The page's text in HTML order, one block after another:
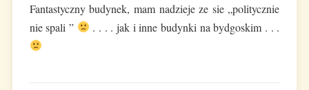
Fantastyczny budynek, mam nadzieje ze sie „politycznie
nie spali ”
. . . . jak i inne budynki na bydgoskim . . .